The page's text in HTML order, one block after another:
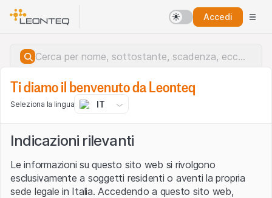
Accedi
Ti diamo il benvenuto da Leonteq
Seleziona la lingua IT
Indicazioni rilevanti
Le informazioni su questo sito web si rivolgono
esclusivamente a soggetti residenti o aventi la propria
sede legale in Italia. Accedendo a questo sito web,